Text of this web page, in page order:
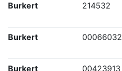
Burkert
214532
Burkert 00066032
Burkert 00423913